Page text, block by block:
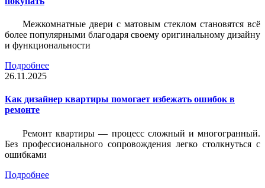
Межкомнатные двери с матовым стеклом становятся всё
более популярными благодаря своему оригинальному дизайну
и функциональности
Подробнее
26.11.2025
Как дизайнер квартиры помогает избежать ошибок в
ремонте
Ремонт квартиры — процесс сложный и многогранный.
Без профессионального сопровождения легко столкнуться с
ошибками
Подробнее